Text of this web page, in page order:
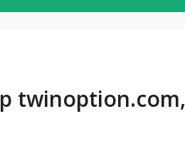
twinoption.com,